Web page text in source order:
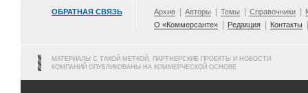
ОБРАТНАЯ СВЯЗЬ Архив Авторы Темы Справочники
О «Коммерсанте»
Редакция Контакты
МАТЕРИАЛЫ С ТАКОЙ МЕТКОЙ, ПАРТНЕРСКИЕ ПРОЕКТЫ И НОВОСТИ
КОМПАНИЙ ОПУБЛИКОВАНЫ НА КОММЕРЧЕСКОЙ ОСНОВЕ